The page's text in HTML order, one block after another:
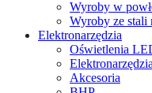
Wyroby w
Wyroby ze
Elektronarzędzia
Oświetlenia
Akcesoria